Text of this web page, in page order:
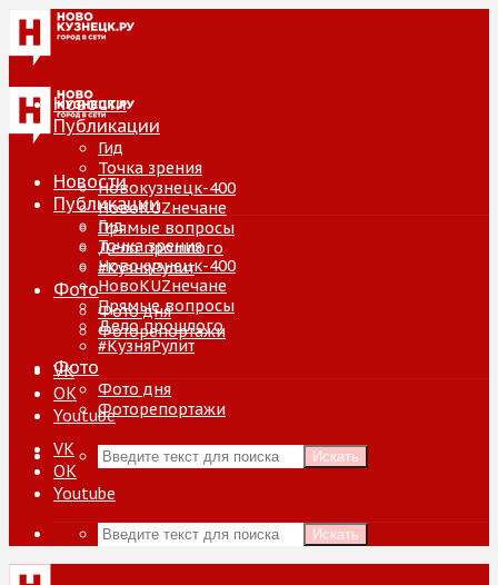
Новости
Публикации
Гид
Точка зрения
Новокузнецк-400
НовоKUZнечане
Прямые вопросы
Дело прошлого
#КузняРулит
Фото
Фото дня
Фоторепортажи
VK
ОК
Youtube
Искать
Новости
Публикации
Гид
Точка зрения
Новокузнецк-400
НовоKUZнечане
Прямые вопросы
Дело прошлого
#КузняРулит
Фото
Фото дня
Фоторепортажи
VK
ОК
Youtube
Искать